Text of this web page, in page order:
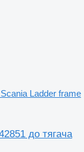
Ladder frame
до тягача